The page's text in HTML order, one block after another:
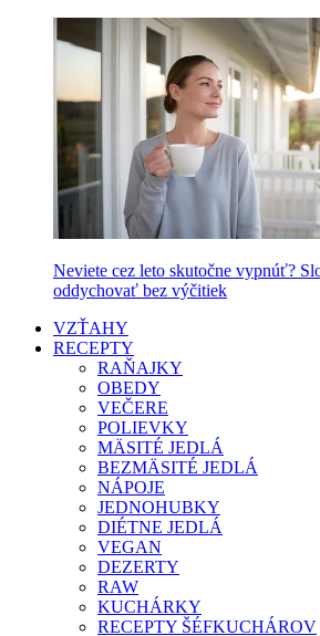
Neviete cez leto skutočne vypnúť?
oddychovať bez výčitiek
VZŤAHY
RECEPTY
RAŇAJKY
OBEDY
VEČERE
POLIEVKY
MÄSITÉ JEDLÁ
BEZMÄSITÉ JEDLÁ
NÁPOJE
JEDNOHUBKY
DIÉTNE JEDLÁ
VEGAN
DEZERTY
RAW
KUCHÁRKY
RECEPTY ŠÉFKUCHÁROV